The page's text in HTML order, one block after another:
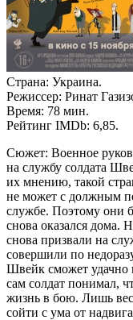
Страна: Украина.
Режиссер: Ринат
Время: 78 мин.
Рейтинг IMDb: 6,85.
Сюжет: Военное
на службу солдата
их мнению, такой
не может с должным
службе. Поэтому они
снова оказался
снова призвали на
совершили по
Швейк сможет удачно
сам солдат понимал,
жизнь в бою. Лишь
сойти с ума от